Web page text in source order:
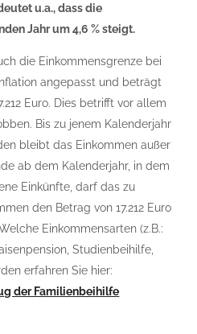
u.a., dass die
Jahr um 4,6 % steigt.
die Einkommensgrenze bei
angepasst und beträgt
Euro. Dies betrifft vor allem
Bis zu jenem Kalenderjahr
bleibt das Einkommen außer
ab dem Kalenderjahr, in dem
Einkünfte, darf das zu
den Betrag von 17.212 Euro
Einkommensarten (z.B.:
Studienbeihilfe,
erfahren Sie hier:
der Familienbeihilfe